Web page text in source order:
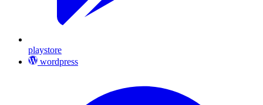
playstore
wordpress